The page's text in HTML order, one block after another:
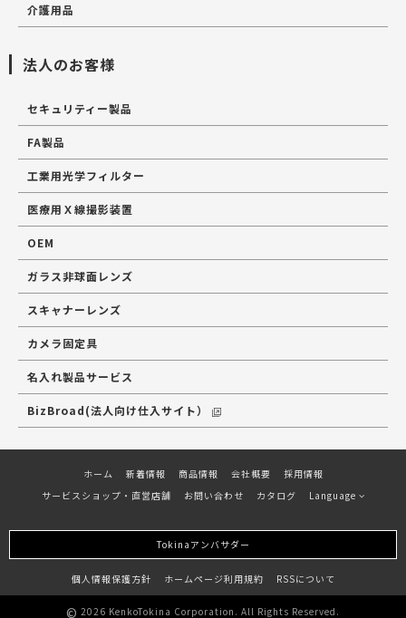
介護用品
法人のお客様
セキュリティー製品
FA製品
工業用光学フィルター
医療用Ｘ線撮影装置
OEM
ガラス非球面レンズ
スキャナーレンズ
カメラ固定具
名入れ製品サービス
BizBroad(法人向け仕入サイト）
ホーム 新着情報 商品情報 会社概要
採用情報
サービスショップ・直営店舗
お問い合わせ カタログ Language
Tokinaアンバサダー
個人情報保護方針 ホームページ利用規約 RSSについて
© 2026 KenkoTokina Corporation. All Rights Reserved.